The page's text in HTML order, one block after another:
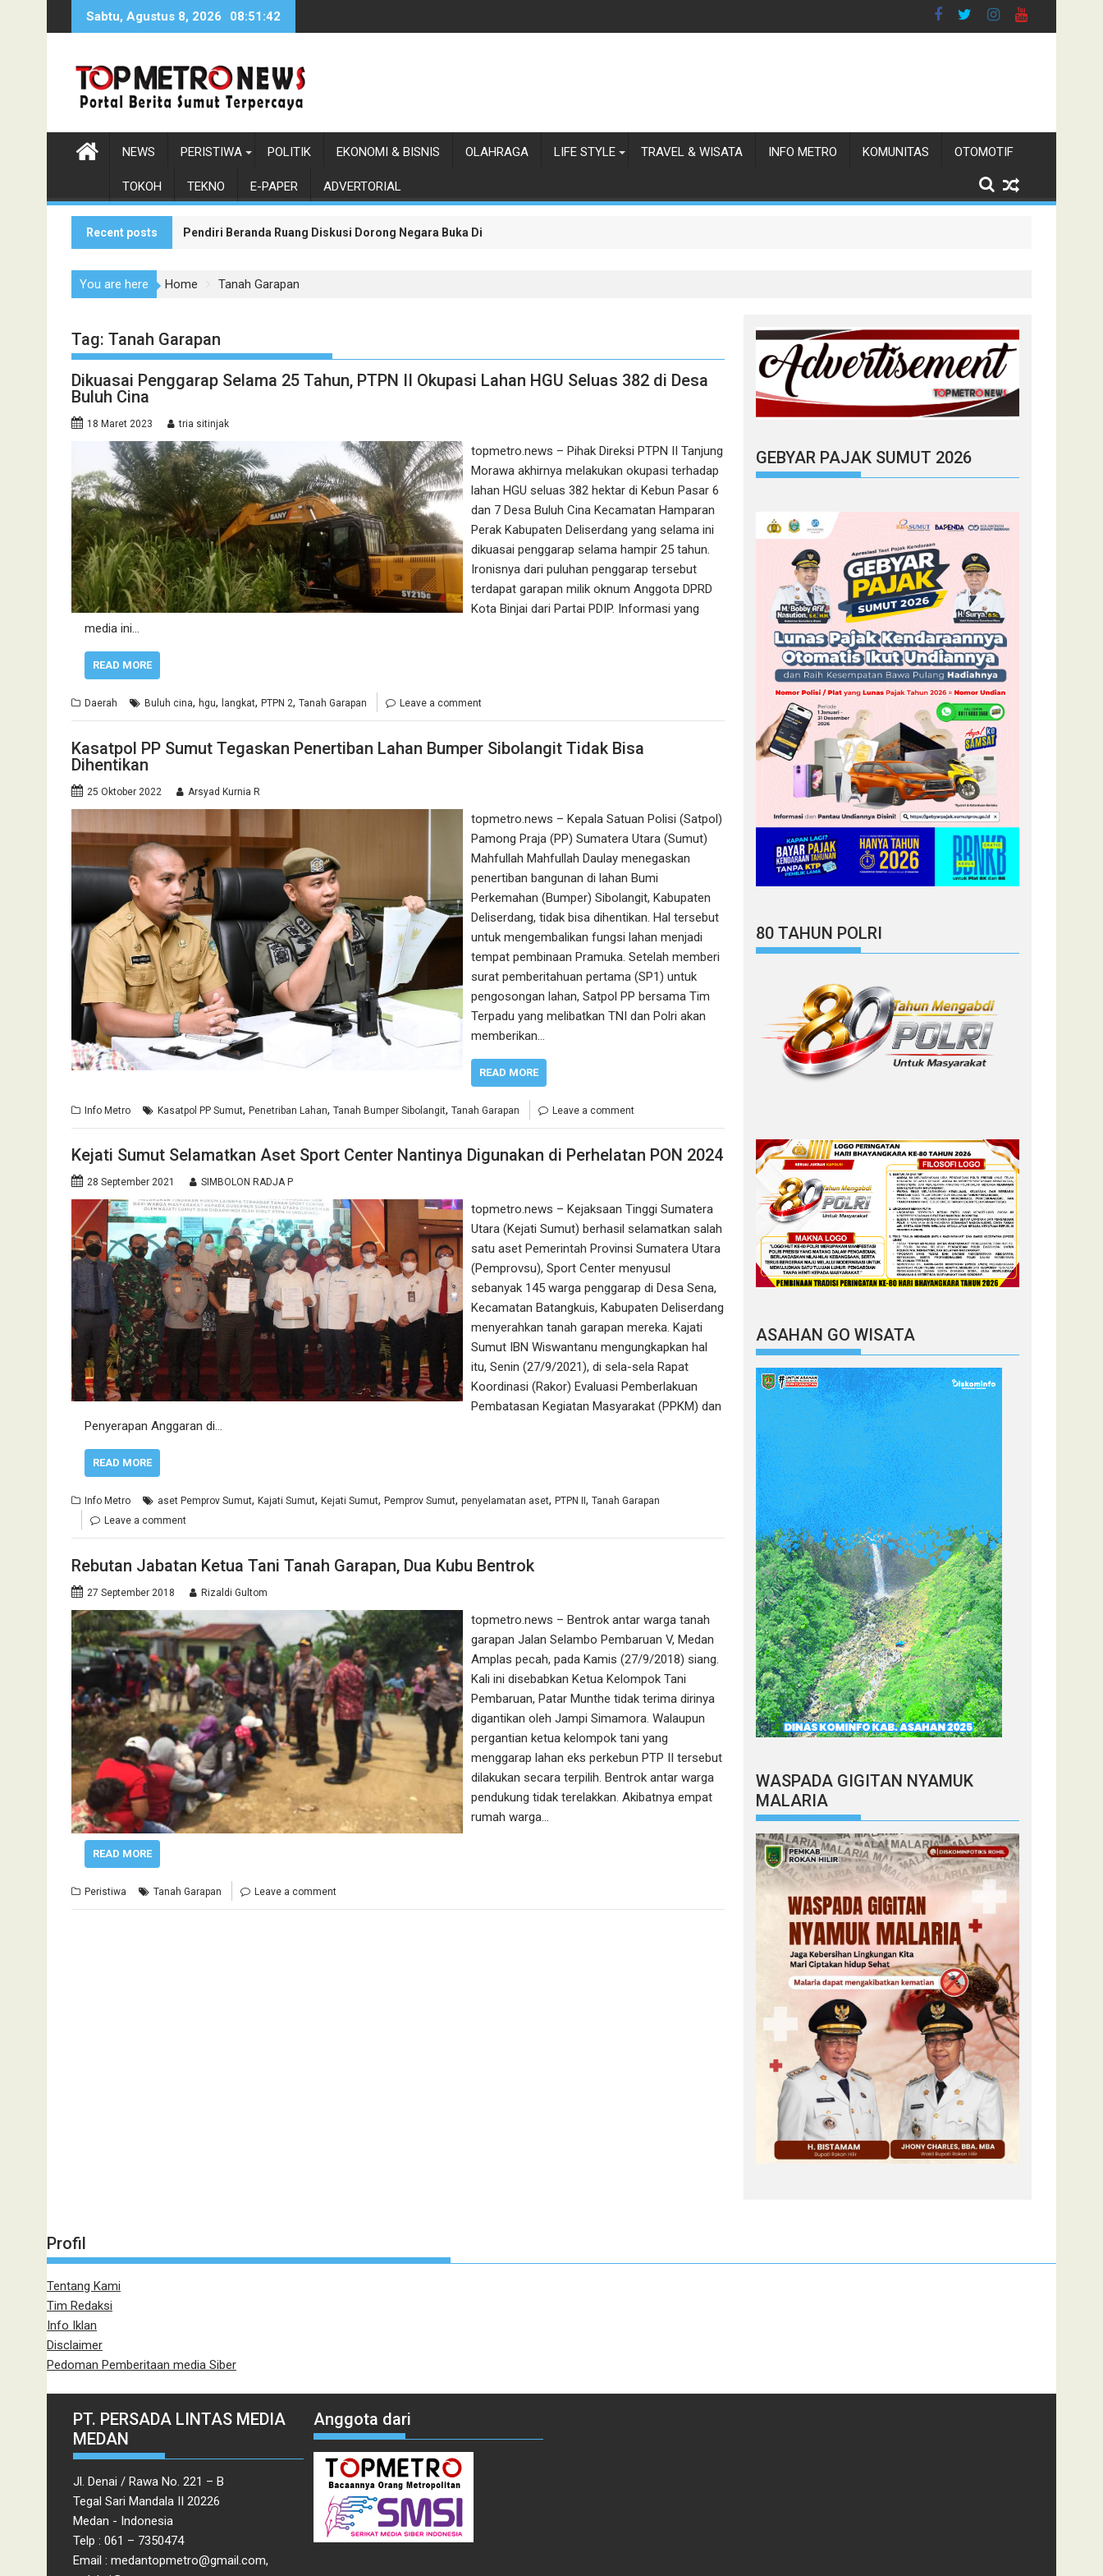
Sabtu, Agustus 8, 2026 08:51:43
NEWS PERISTIWA POLITIK EKONOMI & BISNIS OLAHRAGA LIFE STYLE TRAVEL & WISATA INFO METRO KOMUNITAS OTOMOTIF
TOKOH TEKNO E-PAPER ADVERTORIAL
Recent posts Monumen Sisingamangaraja XII Belum Diperbaiki, HBB Ajak Orang Batak Menyikapi Ketidakperdulian Pemerintah
Pendiri Beranda Ruang Diskusi Dorong Negara Buka Dialog dalam Penyelesaian BLBI
You are here Home Tanah Garapan
Tag: Tanah Garapan
Dikuasai Penggarap Selama 25 Tahun, PTPN II Okupasi Lahan HGU Seluas 382 di Desa
Buluh Cina
18 Maret 2023 tria sitinjak
topmetro.news – Pihak Direksi PTPN II Tanjung
Morawa akhirnya melakukan okupasi terhadap
lahan HGU seluas 382 hektar di Kebun Pasar 6
dan 7 Desa Buluh Cina Kecamatan Hamparan
Perak Kabupaten Deliserdang yang selama ini
dikuasai penggarap selama hampir 25 tahun.
Ironisnya dari puluhan penggarap tersebut
terdapat garapan milik oknum Anggota DPRD
Kota Binjai dari Partai PDIP. Informasi yang
media ini…
READ MORE
Daerah Buluh cina, hgu, langkat, PTPN 2, Tanah Garapan Leave a comment
Kasatpol PP Sumut Tegaskan Penertiban Lahan Bumper Sibolangit Tidak Bisa
Dihentikan
25 Oktober 2022 Arsyad Kurnia R
topmetro.news – Kepala Satuan Polisi (Satpol)
Pamong Praja (PP) Sumatera Utara (Sumut)
Mahfullah Mahfullah Daulay menegaskan
penertiban bangunan di lahan Bumi
Perkemahan (Bumper) Sibolangit, Kabupaten
Deliserdang, tidak bisa dihentikan. Hal tersebut
untuk mengembalikan fungsi lahan menjadi
tempat pembinaan Pramuka. Setelah memberi
surat pemberitahuan pertama (SP1) untuk
pengosongan lahan, Satpol PP bersama Tim
Terpadu yang melibatkan TNI dan Polri akan
memberikan…
READ MORE
Info Metro Kasatpol PP Sumut, Penetriban Lahan, Tanah Bumper Sibolangit, Tanah Garapan Leave a comment
Kejati Sumut Selamatkan Aset Sport Center Nantinya Digunakan di Perhelatan PON 2024
28 September 2021 SIMBOLON RADJA P
topmetro.news – Kejaksaan Tinggi Sumatera
Utara (Kejati Sumut) berhasil selamatkan salah
satu aset Pemerintah Provinsi Sumatera Utara
(Pemprovsu), Sport Center menyusul
sebanyak 145 warga penggarap di Desa Sena,
Kecamatan Batangkuis, Kabupaten Deliserdang
menyerahkan tanah garapan mereka. Kajati
Sumut IBN Wiswantanu mengungkapkan hal
itu, Senin (27/9/2021), di sela-sela Rapat
Koordinasi (Rakor) Evaluasi Pemberlakuan
Pembatasan Kegiatan Masyarakat (PPKM) dan
Penyerapan Anggaran di…
READ MORE
Info Metro aset Pemprov Sumut, Kajati Sumut, Kejati Sumut, Pemprov Sumut, penyelamatan aset, PTPN II , Tanah Garapan
Leave a comment
Rebutan Jabatan Ketua Tani Tanah Garapan, Dua Kubu Bentrok
27 September 2018 Rizaldi Gultom
topmetro.news – Bentrok antar warga tanah
garapan Jalan Selambo Pembaruan V, Medan
Amplas pecah, pada Kamis (27/9/2018) siang.
Kali ini disebabkan Ketua Kelompok Tani
Pembaruan, Patar Munthe tidak terima dirinya
digantikan oleh Jampi Simamora. Walaupun
pergantian ketua kelompok tani yang
menggarap lahan eks perkebun PTP II tersebut
dilakukan secara terpilih. Bentrok antar warga
pendukung tidak terelakkan. Akibatnya empat
rumah warga…
READ MORE
Peristiwa Tanah Garapan Leave a comment
GEBYAR PAJAK SUMUT 2026
80 TAHUN POLRI
ASAHAN GO WISATA
WASPADA GIGITAN NYAMUK
MALARIA
Profil
Tentang Kami
Tim Redaksi
Info Iklan
Disclaimer
Pedoman Pemberitaan media Siber
PT. PERSADA LINTAS MEDIA
MEDAN
Jl. Denai / Rawa No. 221 – B
Tegal Sari Mandala II 20226
Medan - Indonesia
Telp : 061 – 7350474
Email : medantopmetro@gmail.com,
Anggota dari